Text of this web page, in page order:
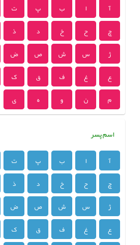
آ ا ب پ ت
چ
ح خ د ذ
ژ
س ش ص ض
ع
غ ف ق ک
م
ن و ه ی
اسم پسر
آ ا ب پ ت
چ
ح خ د ذ
ژ
س ش ص ض
ع
غ ف ق ک